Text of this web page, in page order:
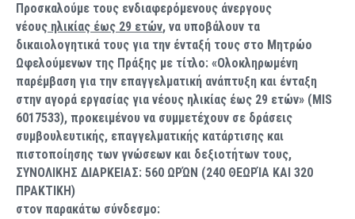
Προσκαλούμε τους ενδιαφερόμενους άνεργους
νέους ηλικίας έως 29 ετών, να υποβάλουν τα
δικαιολογητικά τους για την ένταξή τους στο Μητρώο
Ωφελούμενων της Πράξης με τίτλο: «Ολοκληρωμένη
παρέμβαση για την επαγγελματική ανάπτυξη και ένταξη
στην αγορά εργασίας για νέους ηλικίας έως 29 ετών» (MIS
6017533), προκειμένου να συμμετέχουν σε δράσεις
συμβουλευτικής, επαγγελματικής κατάρτισης και
πιστοποίησης των γνώσεων και δεξιοτήτων τους,
ΣΥΝΟΛΙΚΗΣ ΔΙΑΡΚΕΙΑΣ: 560 ΩΡΏΝ (240 ΘΕΩΡΊΑ ΚΑΙ 320
ΠΡΑΚΤΙΚΗ)
στον παρακάτω σύνδεσμο: